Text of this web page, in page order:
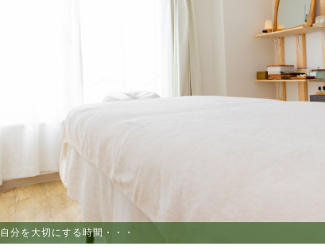
自分を大切にする時間・・・
ストレスからの解放